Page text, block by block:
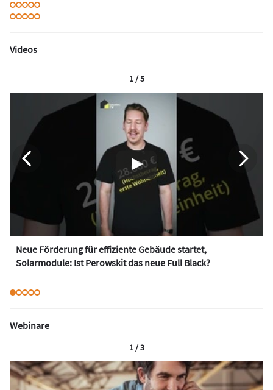
Videos
Neue Förderung für effiziente Gebäude startet,
Solarmodule: Ist Perowskit das neue Full Black?
1 / 5
Webinare
1 / 3